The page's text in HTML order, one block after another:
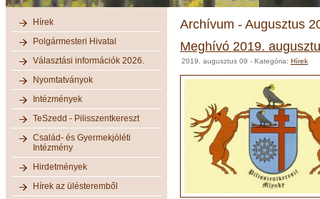
Hírek
Polgármesteri Hivatal
Választási információk 2026.
Nyomtatványok
Intézmények
TeSzedd - Pilisszentkereszt
Család- és Gyermekjóléti
Intézmény
Hirdetmények
Hírek az ülésteremből
Archívum - Augusztus
Meghívó 2019.
2019. augusztus 09 - Kategória: Hírek